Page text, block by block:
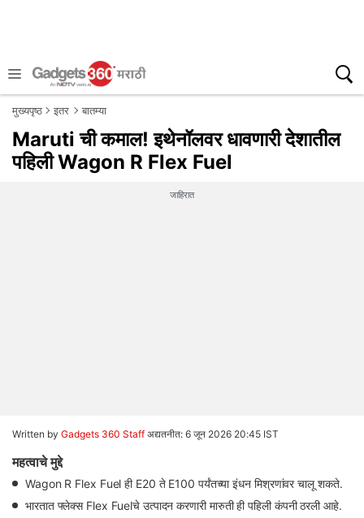
मुख्यपृष्ठ इतर बातम्या
Maruti ची कमाल! इथेनॉलवर धावणारी देशातील
पहिली Wagon R Flex Fuel
जाहिरात
Written by Gadgets 360 Staff अद्यतनीत: 6 जून 2026 20:45 IST
महत्वाचे मुद्दे
Wagon R Flex Fuel ही E20 ते E100 पर्यंतच्या इंधन मिश्रणांवर चालू शकते.
भारतात फ्लेक्स Flex Fuelचे उत्पादन करणारी मारुती ही पहिली कंपनी ठरली आहे.